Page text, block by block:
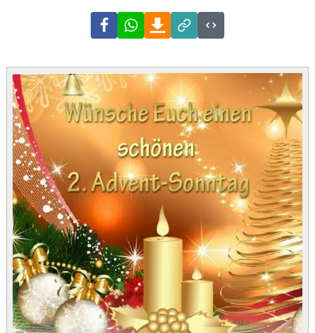
FacebookWhatsAppDownload
Link
Code